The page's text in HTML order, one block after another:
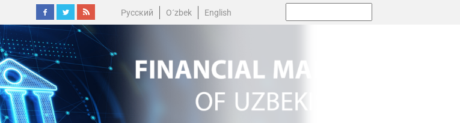
Русский O´zbek English